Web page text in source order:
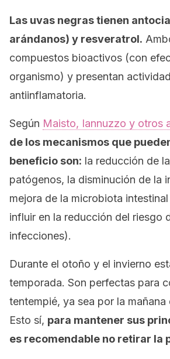
Las uvas negras tienen
arándanos) y resveratrol.
compuestos bioactivos (con
organismo) y presentan
antiinflamatoria.
Según Maisto, Iannuzzo y otros
de los mecanismos que
beneficio son: la reducción de
patógenos, la disminución de la
mejora de la microbiota
influir en la reducción del riesgo
infecciones).
Durante el otoño y el invierno
temporada. Son perfectas para
tentempié, ya sea por la mañana
Esto sí, para mantener sus
es recomendable no retirar la